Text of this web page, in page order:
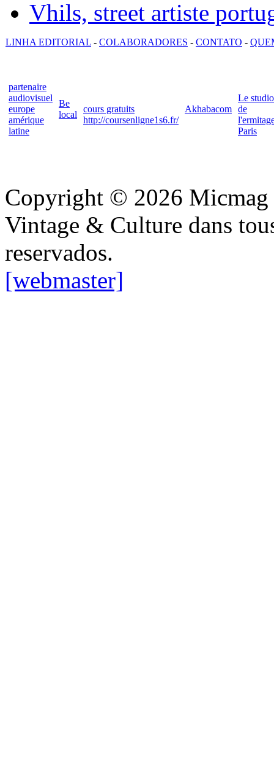
Vhils, street artiste
LINHA EDITORIAL - COLABORADORES - CONTATO -
partenaire
audiovisuel
europe
amérique
latine
Be
local
cours gratuits
http://coursenligne1s6.fr/
Akhabacom
Le studio
de
Paris
Copyright © 2026 Micmag
Vintage & Culture dans
reservados.
[webmaster]